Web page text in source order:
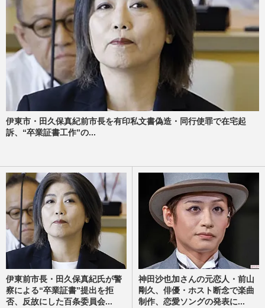
伊東市・田久保真紀前市長を有印私文書偽造・同行使罪で在宅起
訴、“卒業証書工作”の...
伊東前市長・田久保真紀氏が警
察による“卒業証書”提出を拒
否、反故にした百条委員会...
神田沙也加さんの元恋人・前山
剛久、俳優・ホスト断念で楽曲
制作、恋愛ソングの発表に...